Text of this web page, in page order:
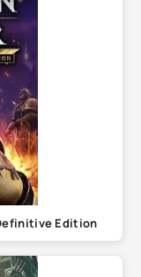
Edition